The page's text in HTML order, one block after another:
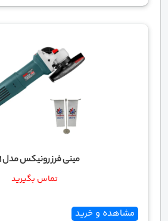
مینی فرز رونیکس مدل 3111
تماس بگیرید
مشاهده و خرید